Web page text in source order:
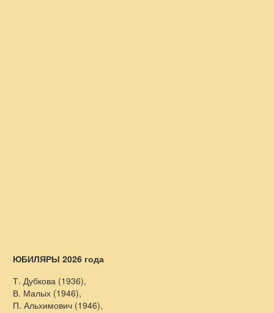
ЮБИЛЯРЫ 2026 года
Т. Дубкова (1936),
В. Малых (1946),
П. Альхимович (1946),